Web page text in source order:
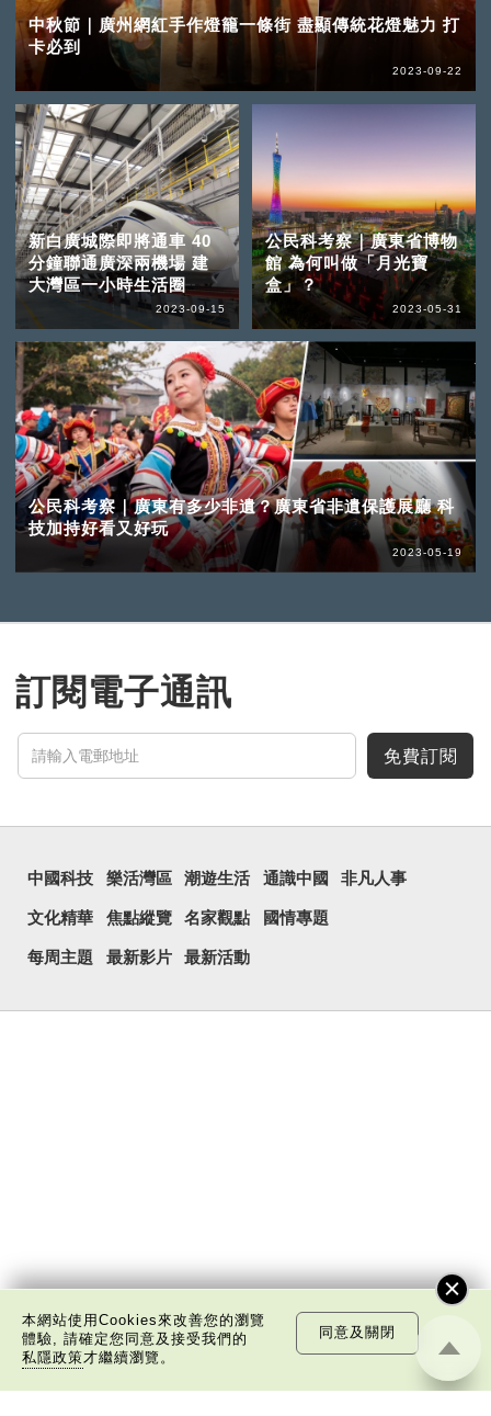
中秋節｜廣州網紅手作燈籠一條街 盡顯傳統花燈魅力 打
卡必到
2023-09-22
新白廣城際即將通車 40
分鐘聯通廣深兩機場 建
大灣區一小時生活圈
2023-09-15
公民科考察｜廣東省博物
館 為何叫做「月光寶
盒」？
2023-05-31
公民科考察｜廣東有多少非遺？廣東省非遺保護展廳 科
技加持好看又好玩
2023-05-19
訂閱電子通訊
免費訂閱
中國科技 樂活灣區 潮遊生活 通識中國 非凡人事
文化精華 焦點縱覽 名家觀點 國情專題
每周主題 最新影片 最新活動
本網站使用Cookies來改善您的瀏覽
體驗, 請確定您同意及接受我們的
私隱政策才繼續瀏覽。
同意及關閉